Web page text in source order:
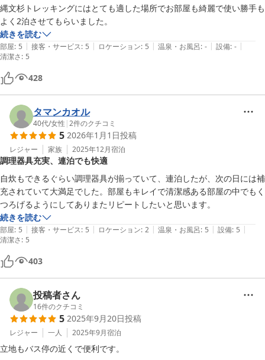
縄文杉トレッキングにはとても適した場所でお部屋も綺麗で使い勝手も
よく2泊させてもらいました。
続きを読む
部屋: 5 | 接客・サービス: 5 | ロケーション: 5 | 温泉・お風呂: - | 設備: - |
清潔さ: 5
428
タマンカオル
40代/女性 |2件のクチコミ
5 2026年1月1日投稿
レジャー 家族 2025年12月宿泊
調理器具充実、連泊でも快適
自炊もできるぐらい調理器具が揃っていて、連泊したが、次の日には補
充されていて大満足でした。部屋もキレイで清潔感ある部屋の中でもく
つろげるようにしてありまたリピートしたいと思います。
続きを読む
部屋: 5 | 接客・サービス: 5 | ロケーション: 2 | 温泉・お風呂: 5 | 設備: 5 |
清潔さ: 5
403
投稿者さん
16件のクチコミ
5 2025年9月20日投稿
レジャー 一人 2025年9月宿泊
立地もバス停の近くで便利です。